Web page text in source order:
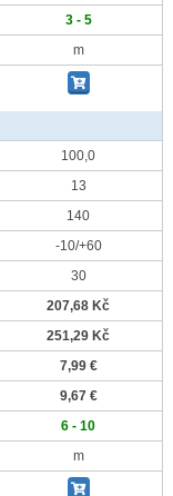
3 - 5
m
100,0
13
140
-10/+60
30
207,68 Kč
251,29 Kč
7,99 €
9,67 €
6 - 10
m